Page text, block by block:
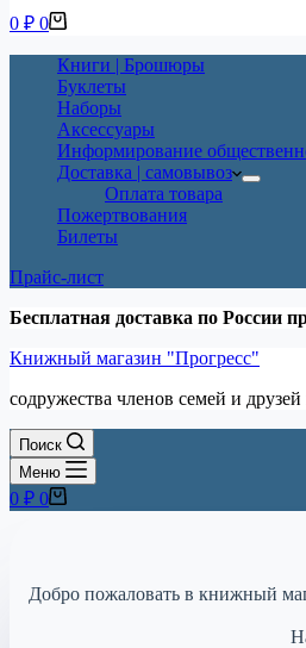
Корзина
0 ₽ 0
Книги | Брошюры
Буклеты
Наборы
Аксессуары
Информирование
Доставка | самовывоз
Оплата товара
Пожертвования
Билеты
Прайс-лист
Бесплатная доставка по России
Книжный магазин "Прогресс"
содружества членов семей и
Поиск
Меню
Корзина
0 ₽ 0
Добро пожаловать в книжный